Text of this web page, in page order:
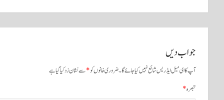
نیویگیشن
جواب دیں
آپ کا ای میل ایڈریس شائع نہیں کیا جائے گا۔ضروری خانوں کو*سے نشان زد کیا گیا ہے
تبصرہ*